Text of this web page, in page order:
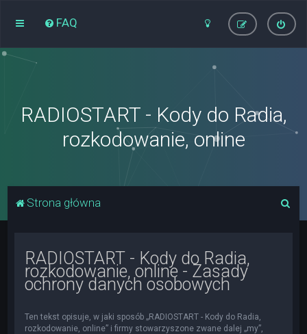
FAQ
RADIOSTART - Kody do Radia,
rozkodowanie, online
Strona główna
RADIOSTART - Kody do Radia,
rozkodowanie, online - Zasady
ochrony danych osobowych
Ten tekst opisuje, w jaki sposób „RADIOSTART - Kody do Radia,
rozkodowanie, online” i firmy stowarzyszone zwane dalej „my”,